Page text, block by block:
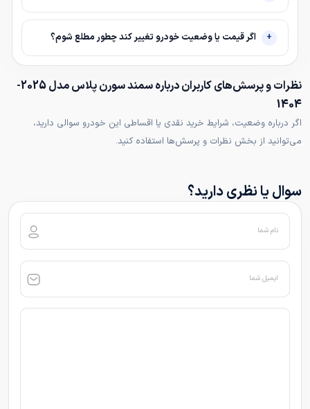
اگر قیمت یا وضعیت خودرو تغییر کند چطور مطلع شوم؟
نظرات و پرسش‌های کاربران درباره سمند سورن پلاس مدل 2025-
1404
اگر درباره وضعیت، شرایط خرید نقدی یا اقساطی این خودرو سوالی دارید،
می‌توانید از بخش نظرات و پرسش‌ها استفاده کنید.
سوال یا نظری دارید؟
نام شما
ایمیل شما